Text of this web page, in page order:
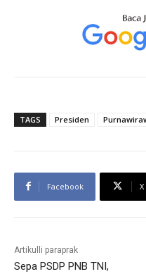
TAGS Presiden
Facebook X
Artikulli paraprak
Sepa PSDP PNB TNI,